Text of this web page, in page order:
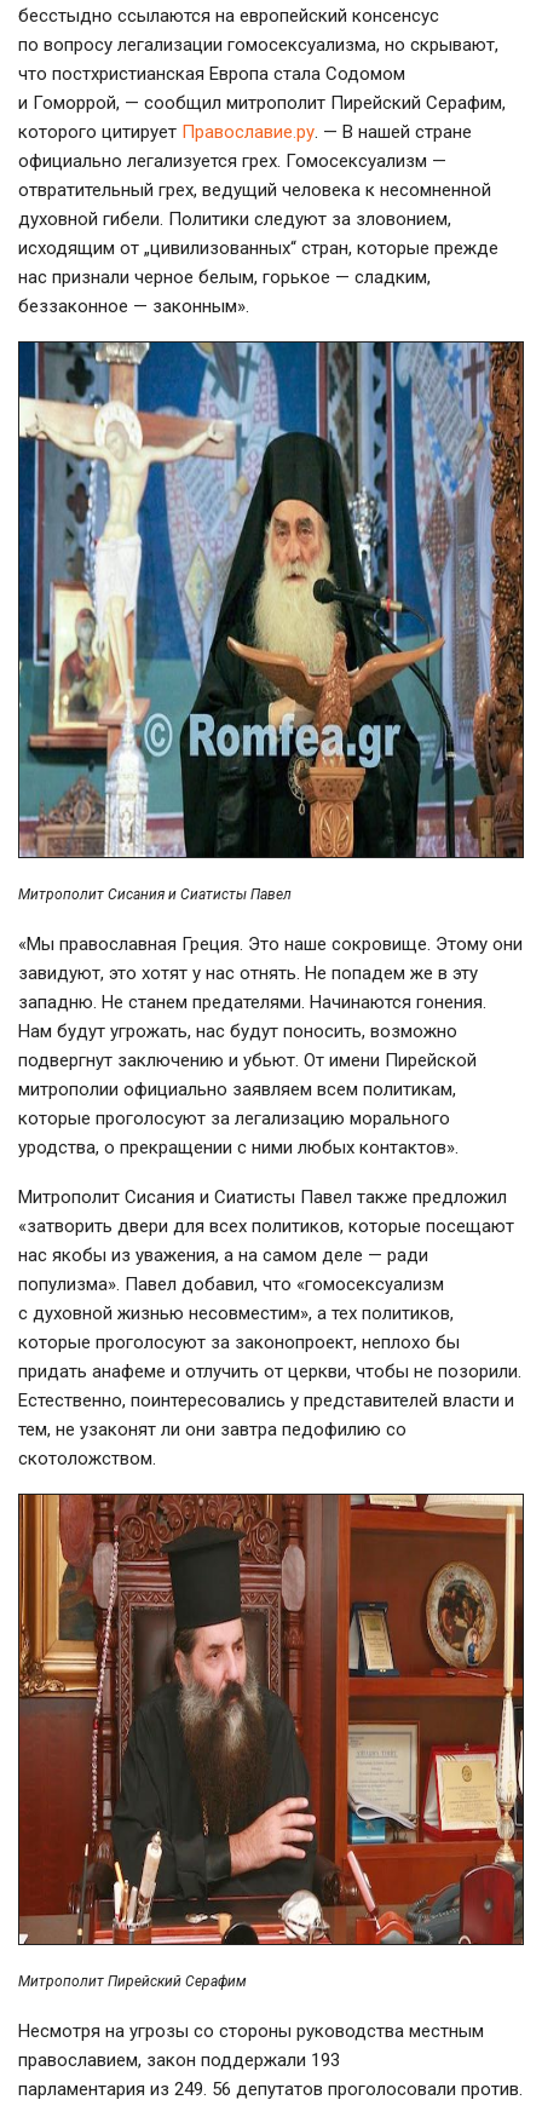
бесстыдно ссылаются на европейский консенсус
по вопросу легализации гомосексуализма, но скрывают,
что постхристианская Европа стала Содомом
и Гоморрой, — сообщил митрополит Пирейский Серафим,
которого цитирует Православие.ру. — В нашей стране
официально легализуется грех. Гомосексуализм —
отвратительный грех, ведущий человека к несомненной
духовной гибели. Политики следуют за зловонием,
исходящим от „цивилизованных“ стран, которые прежде
нас признали черное белым, горькое — сладким,
беззаконное — законным».
Митрополит Сисания и Сиатисты Павел
«Мы православная Греция. Это наше сокровище. Этому они
завидуют, это хотят у нас отнять. Не попадем же в эту
западню. Не станем предателями. Начинаются гонения.
Нам будут угрожать, нас будут поносить, возможно
подвергнут заключению и убьют. От имени Пирейской
митрополии официально заявляем всем политикам,
которые проголосуют за легализацию морального
уродства, о прекращении с ними любых контактов».
Митрополит Сисания и Сиатисты Павел также предложил
«затворить двери для всех политиков, которые посещают
нас якобы из уважения, а на самом деле — ради
популизма». Павел добавил, что «гомосексуализм
с духовной жизнью несовместим», а тех политиков,
которые проголосуют за законопроект, неплохо бы
придать анафеме и отлучить от церкви, чтобы не позорили.
Естественно, поинтересовались у представителей власти и
тем, не узаконят ли они завтра педофилию со
скотоложством.
Митрополит Пирейский Серафим
Несмотря на угрозы со стороны руководства местным
православием, закон поддержали 193
парламентария из 249. 56 депутатов проголосовали против.